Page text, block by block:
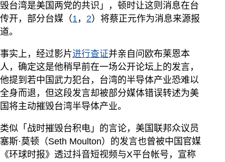
毁台湾是美国两党的共识」，顿时让这则消息在台
传开，部分台媒（1， 2）将蔡正元作为消息来源报
道。
事实上，经过影片进行查证并亲自问欧布莱恩本
人，确定这是他稍早前在一场公开论坛上的发言，
他提到若中国武力犯台，台湾的半导体产业恐难以
全身而退，但这段发言却被部分媒体错误转述为美
国将主动摧毁台湾半导体产业。
类似「战时摧毁台积电」的言论，美国联邦众议员
塞斯·莫顿（Seth Moulton）的发言也曾被中国官媒
《环球时报》透过抖音短视频与X平台帐号，宣称